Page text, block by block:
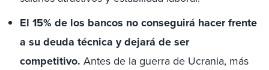
El 15% de los bancos no conseguirá hacer frente
a su deuda técnica y dejará de ser
competitivo. Antes de la guerra de Ucrania, más